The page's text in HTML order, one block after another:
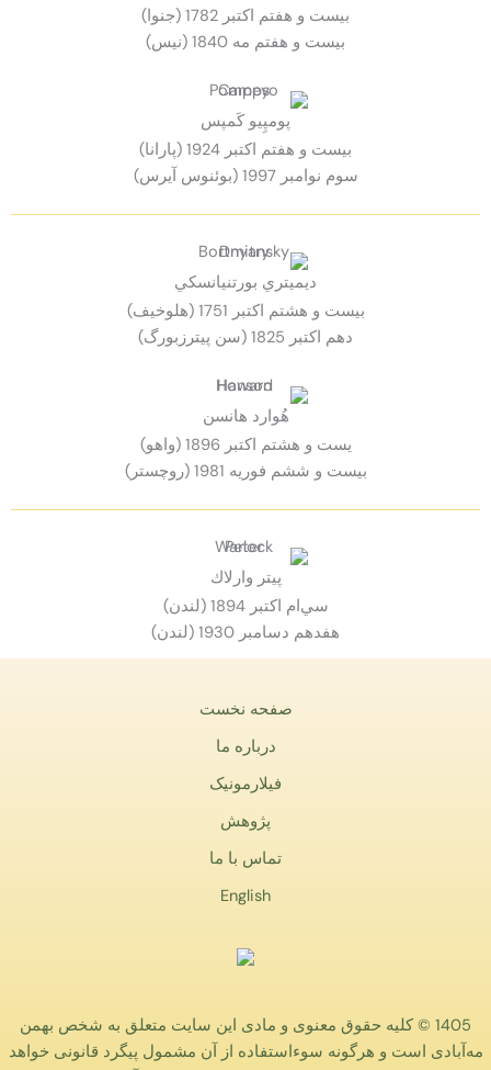
بيست و هفتم اكتبر 1782 (جنوا)
بيست و هفتم مه 1840 (نيس)
پومپِيو كَمپس
بيست و هفتم اكتبر 1924 (پارانا)
سوم نوامبر 1997 (بوئنوس آیرس)
ديميتري بورتنيانسكي
بيست و هشتم اكتبر 1751 (هلوخيف)
دهم اكتبر 1825 (سن پيترزبورگ)
هُوارد هانسن
يست و هشتم اكتبر 1896 (واهو)
بيست و ششم فوريه 1981 (روچستر)
پيتر وارلاك
سي‌ام اكتبر 1894 (لندن)
هفدهم دسامبر 1930 (لندن)
صفحه نخست
درباره ما
فیلارمونیک
پژوهش
تماس با ما
English
1405 © کلیه حقوق معنوی و مادی این سایت متعلق به شخص بهمن
مه‌آبادی است و هرگونه سوءاستفاده از آن مشمول پیگرد قانونی خواهد